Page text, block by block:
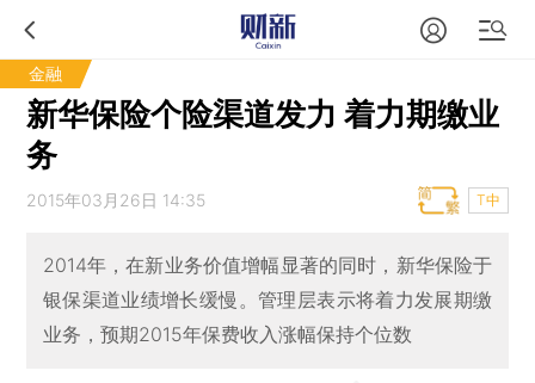
金融
新华保险个险渠道发力 着力期缴业
务
2015年03月26日 14:35 T中
2014年，在新业务价值增幅显著的同时，新华保险于
银保渠道业绩增长缓慢。管理层表示将着力发展期缴
业务，预期2015年保费收入涨幅保持个位数